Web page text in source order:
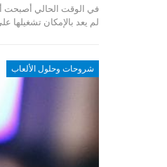
في الوقت الحالي أصبحت
لم يعد بالإمكان تشغيلها
شروحات وحلول الألعاب